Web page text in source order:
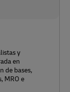
y
en
de bases,
MRO e